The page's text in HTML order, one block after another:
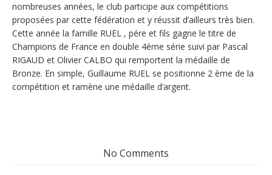
nombreuses années, le club participe aux compétitions
proposées par cette fédération et y réussit d’ailleurs très bien.
Cette année la famille RUEL , pére et fils gagne le titre de
Champions de France en double 4éme série suivi par Pascal
RIGAUD et Olivier CALBO qui remportent la médaille de
Bronze. En simple, Guillaume RUEL se positionne 2 ème de la
compétition et ramène une médaille d’argent.
No Comments